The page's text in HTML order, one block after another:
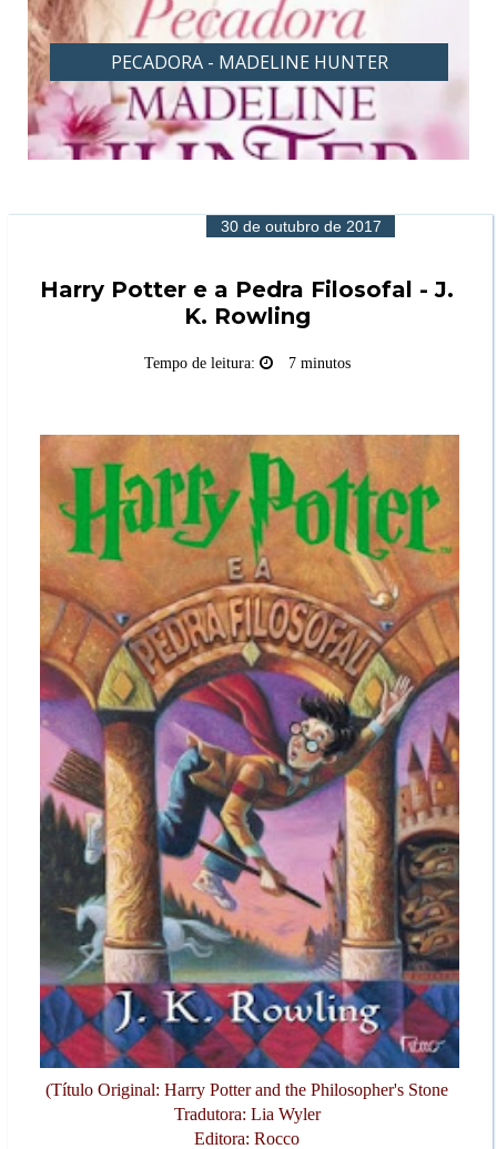
PECADORA - MADELINE HUNTER
30 de outubro de 2017
Harry Potter e a Pedra Filosofal - J.
K. Rowling
Tempo de leitura: 7 minutos
(Título Original: Harry Potter and the Philosopher's Stone
Tradutora: Lia Wyler
Editora: Rocco